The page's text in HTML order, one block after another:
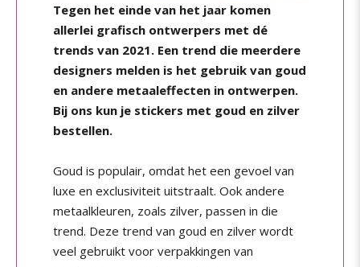
Tegen het einde van het jaar komen
allerlei grafisch ontwerpers met dé
trends van 2021. Een trend die meerdere
designers melden is het gebruik van goud
en andere metaaleffecten in ontwerpen.
Bij ons kun je stickers met goud en zilver
bestellen.
Goud is populair, omdat het een gevoel van
luxe en exclusiviteit uitstraalt. Ook andere
metaalkleuren, zoals zilver, passen in die
trend. Deze trend van goud en zilver wordt
veel gebruikt voor verpakkingen van